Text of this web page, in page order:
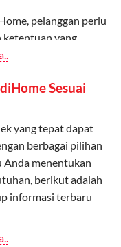
negeri.
anggota
website Telkomsel One.
bisa langsung
pelanggan perlu
ketentuan yang
Kontrak
pelanggan, jenis
dipilih, serta syarat
ini dapat diubah
Sesuai
yang tepat dapat
berbagai pilihan
Anda menentukan
berikut adalah
informasi terbaru